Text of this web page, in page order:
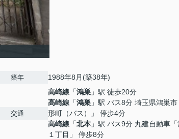
築年 1988年8月(築38年)
交通
高崎線 「鴻巣 」駅 徒歩20分
高崎線 「鴻巣 」駅 バス8分 埼玉県鴻巣
形町（バス）」 停歩4分
高崎線 「北本 」駅 バス9分 丸建自動車
１丁目」 停歩8分